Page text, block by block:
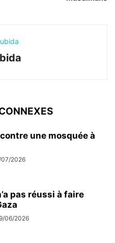
une mosquée à
2026
pas réussi à faire
06/2026